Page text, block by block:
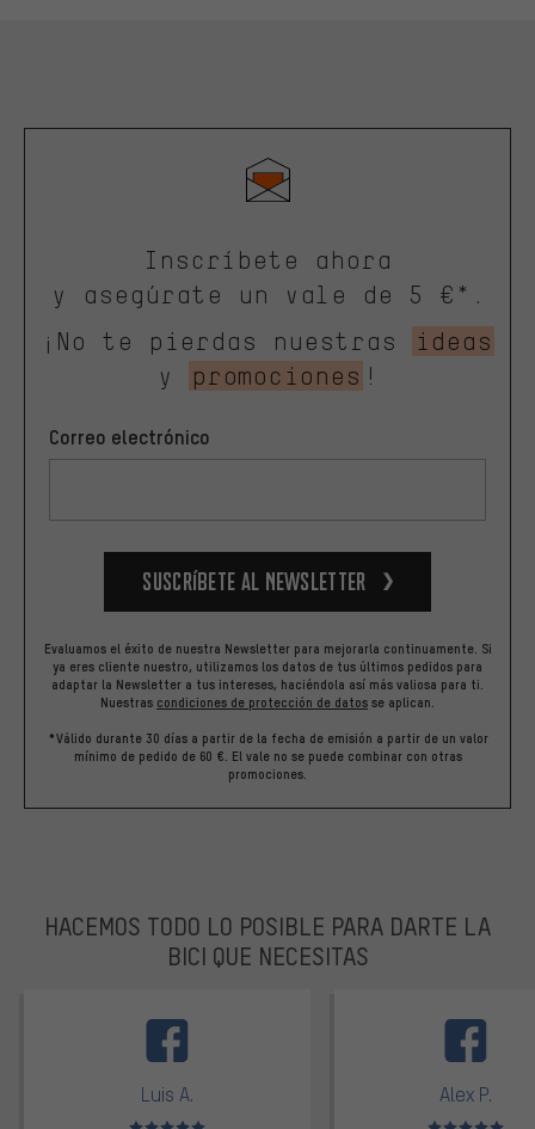
Inscríbete ahora
y asegúrate un vale de 5 €*.
¡No te pierdas nuestras
ideas
y
promociones !
Correo electrónico
Suscríbete al newsletter
Evaluamos el éxito de nuestra Newsletter para mejorarla continuamente. Si
ya eres cliente nuestro, utilizamos los datos de tus últimos pedidos para
adaptar la Newsletter a tus intereses, haciéndola así más valiosa para ti.
Nuestras condiciones de protección de datos se aplican.
*Válido durante 30 días a partir de la fecha de emisión a partir de un valor
mínimo de pedido de 60 €. El vale no se puede combinar con otras
promociones.
HACEMOS TODO LO POSIBLE PARA DARTE LA
BICI QUE NECESITAS
Luis A.
Valoración media: 5 de 5
Alex P.
Valoración